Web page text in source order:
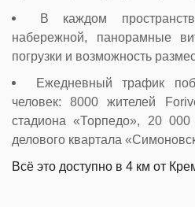
В каждом
набережной, панорамные
погрузки и возможность
Ежедневный трафик
человек: 8000 жителей
стадиона «Торпедо», 20 000
делового квартала
Всё это доступно в 4 км от